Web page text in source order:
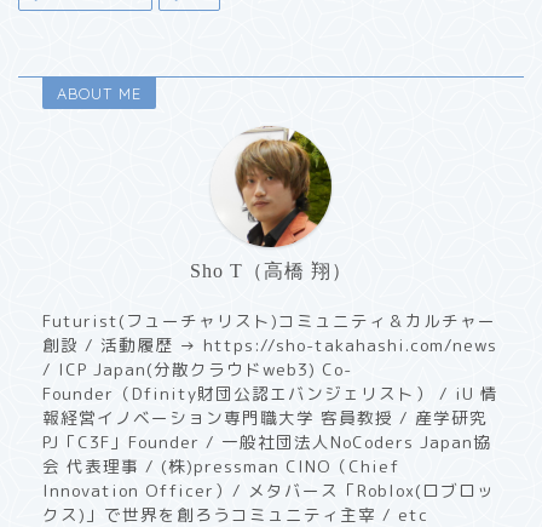
ABOUT ME
Sho T（高橋 翔）
Futurist(フューチャリスト)コミュニティ＆カルチャー
創設 / 活動履歴 → https://sho-takahashi.com/news
/ ICP Japan(分散クラウドweb3) Co-
Founder（Dfinity財団公認エバンジェリスト） / iU 情
報経営イノベーション専門職大学 客員教授 / ​産学研究
PJ「C3F」Founder / 一般社団法人NoCoders Japan協
会 代表理事 / (株)pressman CINO（Chief
Innovation Officer）/ メタバース「Roblox(ロブロッ
クス)」で世界を創ろうコミュニティ主宰 / etc